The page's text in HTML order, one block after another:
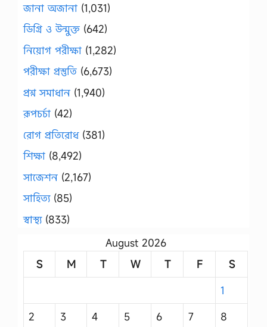
জানা অজানা (1,031)
ডিগ্রি ও উন্মুক্ত (642)
নিয়োগ পরীক্ষা (1,282)
পরীক্ষা প্রস্তুতি (6,673)
প্রশ্ন সমাধান (1,940)
রূপচর্চা (42)
রোগ প্রতিরোধ(381)
শিক্ষা (8,492)
সাজেশন (2,167)
সাহিত্য(85)
স্বাস্থ্য(833)
August 2026
S
M T W T F
S
1
2
3 4 5 6 7 8